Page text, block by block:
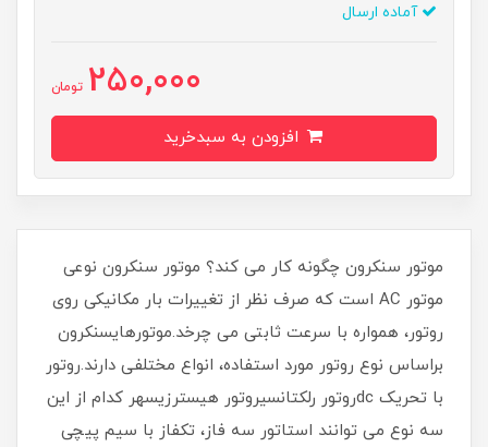
آماده ارسال
250,000 تومان
موتور سنکرون چگونه کار می کند؟ موتور سنکرون نوعی
موتور AC است که صرف نظر از تغییرات بار مکانیکی روی
روتور، همواره با سرعت ثابتی می چرخد.موتورهایسنکرون
براساس نوع روتور مورد استفاده، انواع مختلفی دارند.روتور
با تحریک dcروتور رلکتانسیروتور هیسترزیسهر کدام از این
سه نوع می توانند استاتور سه فاز، تکفاز با سیم پیچی